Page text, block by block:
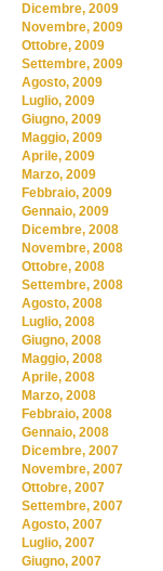
Dicembre, 2009
Novembre, 2009
Ottobre, 2009
Settembre, 2009
Agosto, 2009
Luglio, 2009
Giugno, 2009
Maggio, 2009
Aprile, 2009
Marzo, 2009
Febbraio, 2009
Gennaio, 2009
Dicembre, 2008
Novembre, 2008
Ottobre, 2008
Settembre, 2008
Agosto, 2008
Luglio, 2008
Giugno, 2008
Maggio, 2008
Aprile, 2008
Marzo, 2008
Febbraio, 2008
Gennaio, 2008
Dicembre, 2007
Novembre, 2007
Ottobre, 2007
Settembre, 2007
Agosto, 2007
Luglio, 2007
Giugno, 2007